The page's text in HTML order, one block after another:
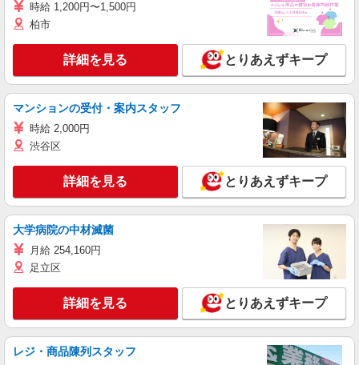
時給 1,200円〜1,500円
柏市
詳細を見る とりあえずキープ
マンションの受付・案内スタッフ
時給 2,000円
渋谷区
詳細を見る とりあえずキープ
大学病院の中材滅菌
月給 254,160円
足立区
詳細を見る とりあえずキープ
レジ・商品陳列スタッフ